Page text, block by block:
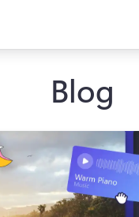
Blog